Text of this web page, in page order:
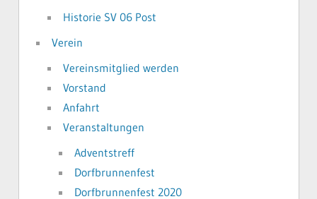
Historie SV 06 Post
Verein
Vereinsmitglied werden
Vorstand
Anfahrt
Veranstaltungen
Adventstreff
Dorfbrunnenfest
Dorfbrunnenfest 2020